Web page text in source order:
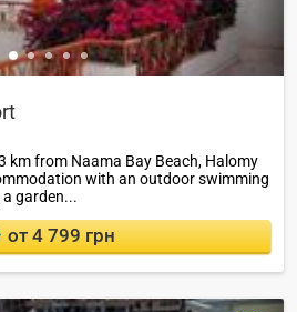
km from Naama Bay Beach, Halomy
with an outdoor swimming
garden...
от 4 799 грн